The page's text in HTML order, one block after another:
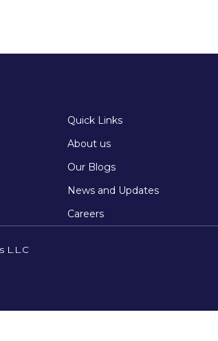
Quick Links
About us
Our Blogs
News and Updates
Careers
L.L.C